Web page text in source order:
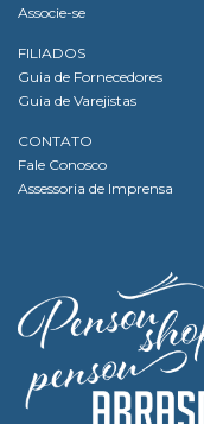
Associe-se
FILIADOS
Guia de Fornecedores
Guia de Varejistas
CONTATO
Fale Conosco
Assessoria de Imprensa